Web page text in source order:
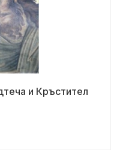
и Кръстител